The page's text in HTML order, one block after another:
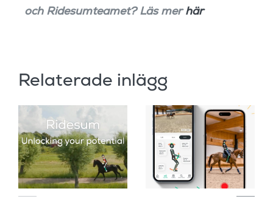
och Ridesumteamet? Läs merhär
Relaterade inlägg